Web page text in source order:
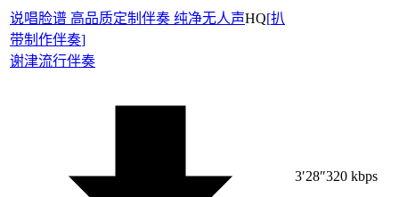
说唱脸谱 高品质定制伴奏 纯净无人声HQ[扒
带制作伴奏]
谢津流行伴奏
3′28″320 kbps